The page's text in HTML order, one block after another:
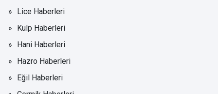
Lice Haberleri
Kulp Haberleri
Hani Haberleri
Hazro Haberleri
Eğil Haberleri